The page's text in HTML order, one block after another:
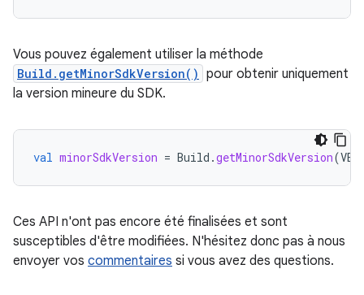
Vous pouvez également utiliser la méthode
Build.getMinorSdkVersion() pour obtenir uniquement
la version mineure du SDK.
val minorSdkVersion = Build .getMinorSdkVersion(
Ces API n'ont pas encore été finalisées et sont
susceptibles d'être modifiées. N'hésitez donc pas à nous
envoyer vos commentaires si vous avez des questions.